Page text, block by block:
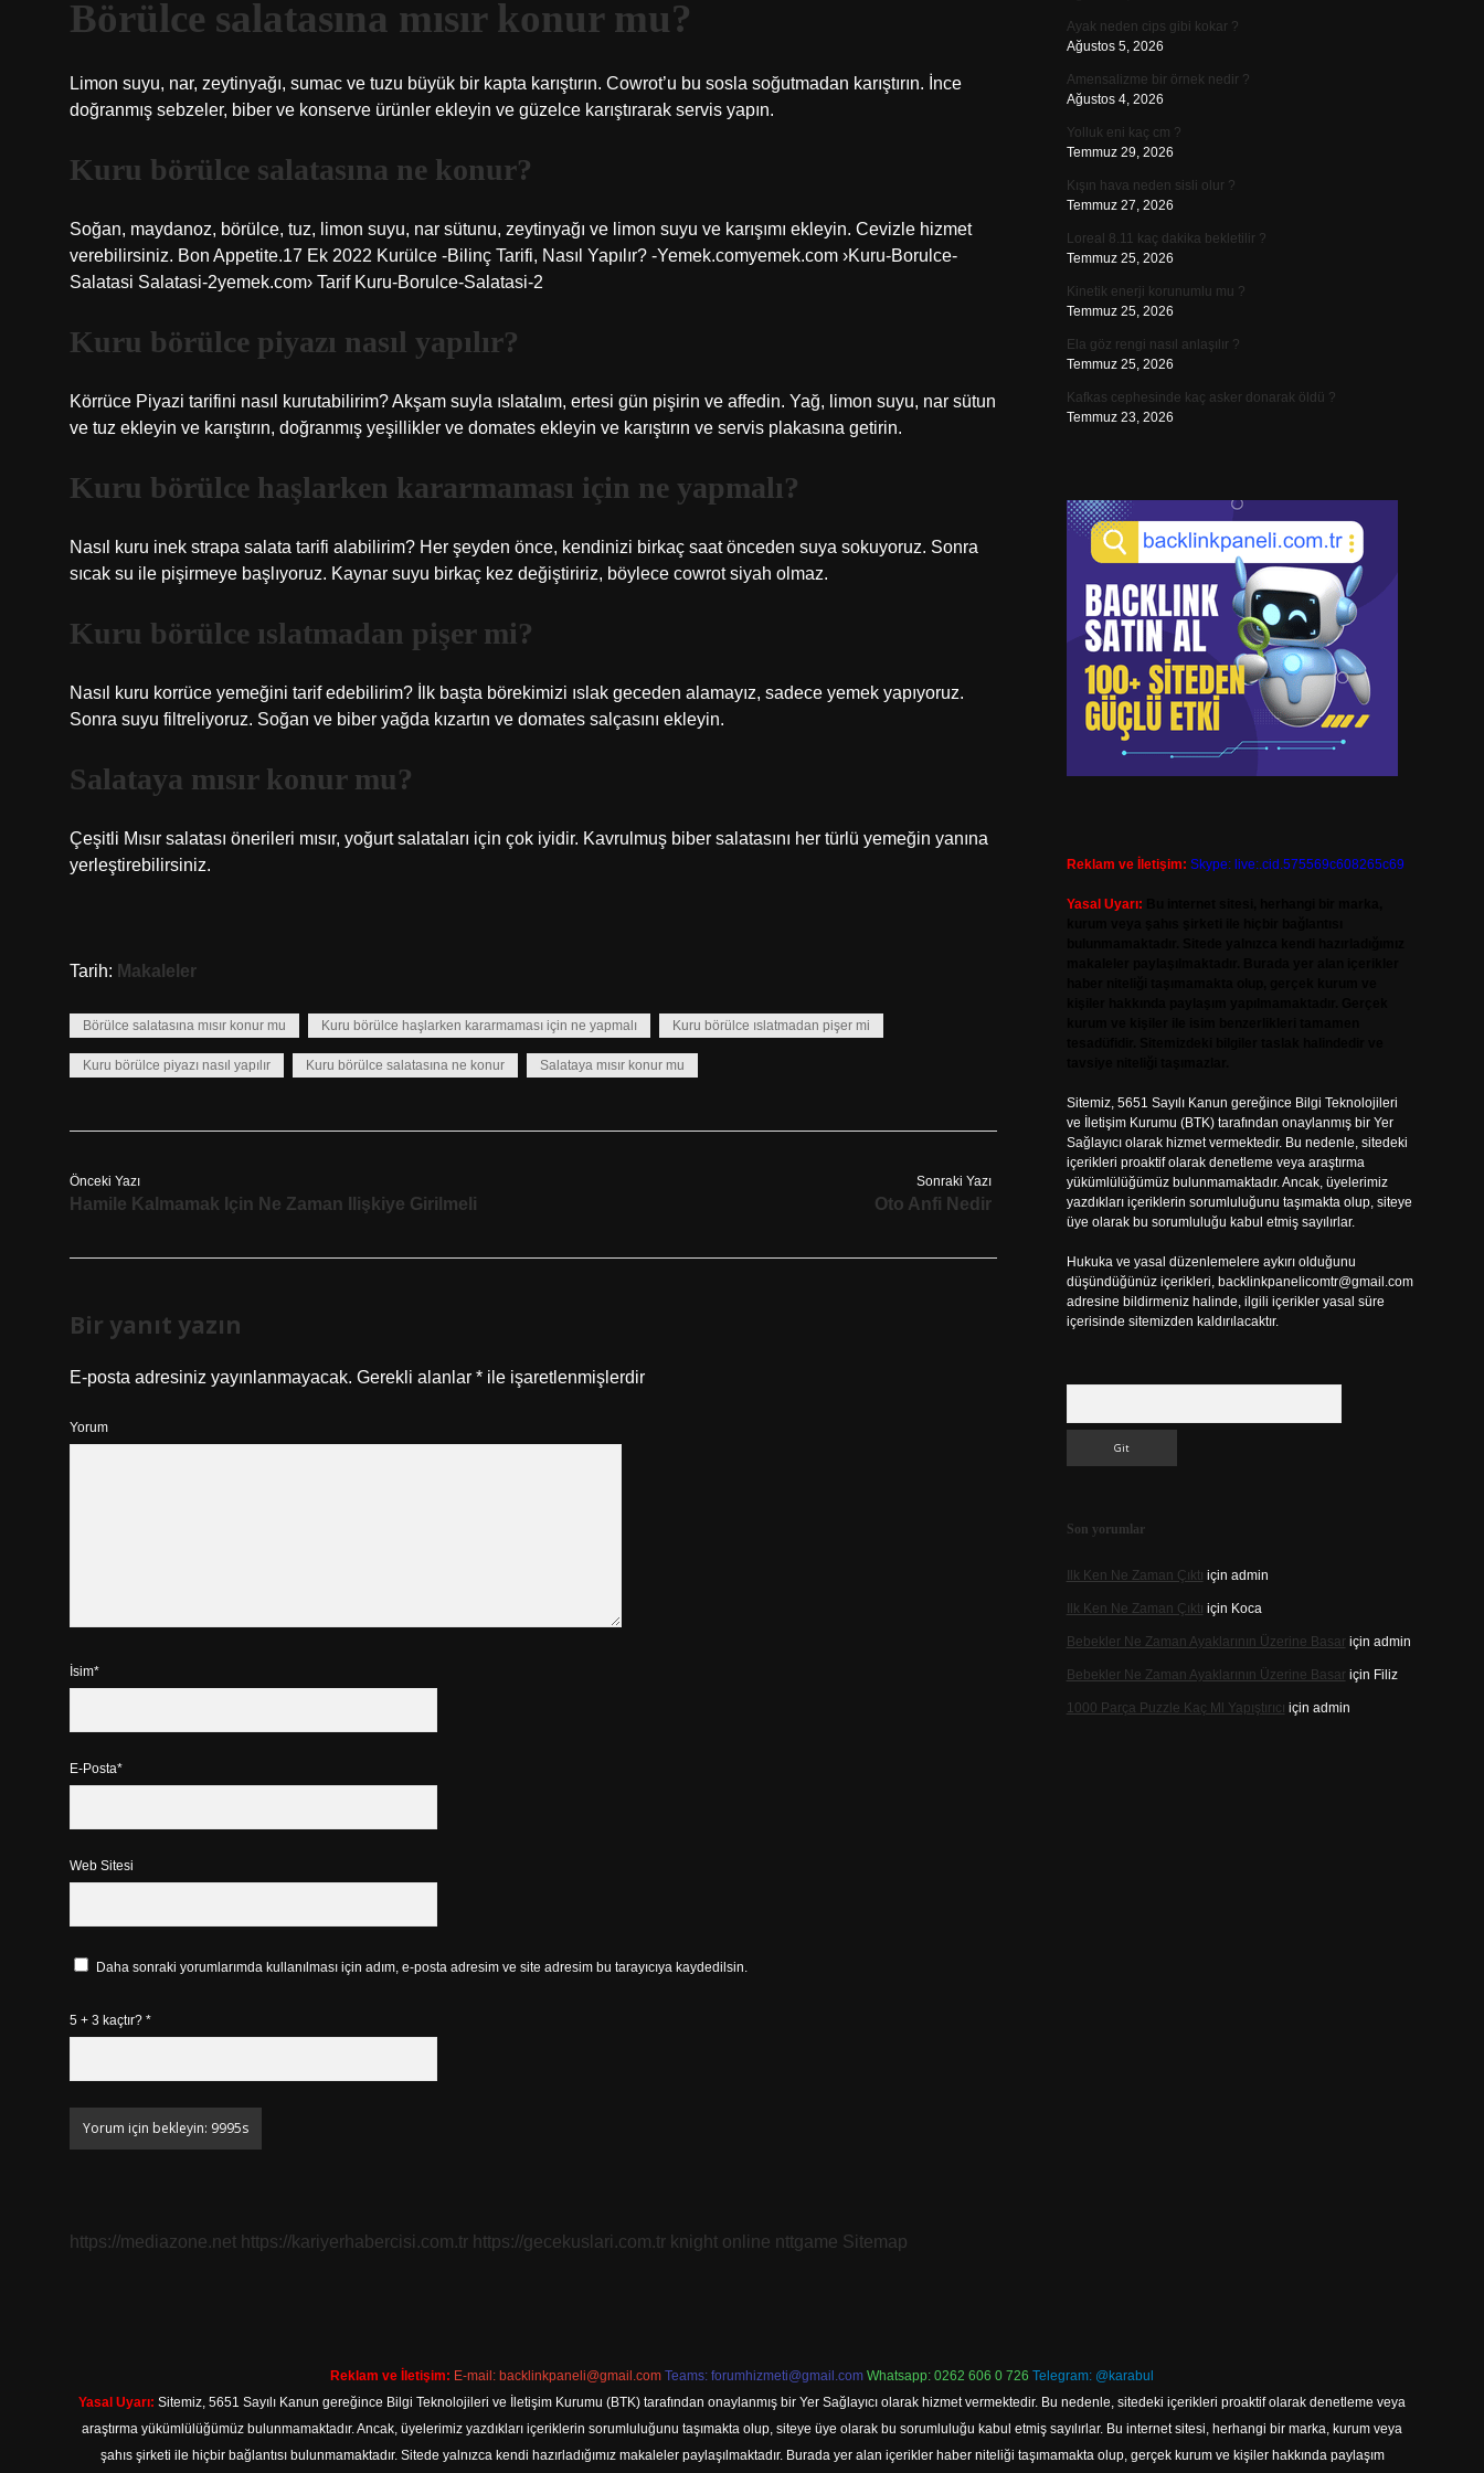
Börülce salatasına mısır konur mu?
Limon suyu, nar, zeytinyağı, sumac ve tuzu büyük bir kapta karıştırın. Cowrot’u bu sosla soğutmadan karıştırın. İnce
doğranmış sebzeler, biber ve konserve ürünler ekleyin ve güzelce karıştırarak servis yapın.
Kuru börülce salatasına ne konur?
Soğan, maydanoz, börülce, tuz, limon suyu, nar sütunu, zeytinyağı ve limon suyu ve karışımı ekleyin. Cevizle hizmet
verebilirsiniz. Bon Appetite.17 Ek 2022 Kurülce -Bilinç Tarifi, Nasıl Yapılır? -Yemek.comyemek.com ›Kuru-Borulce-
Salatasi Salatasi-2yemek.com› Tarif Kuru-Borulce-Salatasi-2
Kuru börülce piyazı nasıl yapılır?
Körrüce Piyazi tarifini nasıl kurutabilirim? Akşam suyla ıslatalım, ertesi gün pişirin ve affedin. Yağ, limon suyu, nar sütun
ve tuz ekleyin ve karıştırın, doğranmış yeşillikler ve domates ekleyin ve karıştırın ve servis plakasına getirin.
Kuru börülce haşlarken kararmaması için ne yapmalı?
Nasıl kuru inek strapa salata tarifi alabilirim? Her şeyden önce, kendinizi birkaç saat önceden suya sokuyoruz. Sonra
sıcak su ile pişirmeye başlıyoruz. Kaynar suyu birkaç kez değiştiririz, böylece cowrot siyah olmaz.
Kuru börülce ıslatmadan pişer mi?
Nasıl kuru korrüce yemeğini tarif edebilirim? İlk başta börekimizi ıslak geceden alamayız, sadece yemek yapıyoruz.
Sonra suyu filtreliyoruz. Soğan ve biber yağda kızartın ve domates salçasını ekleyin.
Salataya mısır konur mu?
Çeşitli Mısır salatası önerileri mısır, yoğurt salataları için çok iyidir. Kavrulmuş biber salatasını her türlü yemeğin yanına
yerleştirebilirsiniz.
Tarih: Makaleler
Börülce salatasına mısır konur mu Kuru börülce haşlarken kararmaması için ne yapmalı Kuru börülce ıslatmadan pişer mi
Kuru börülce piyazı nasıl yapılır Kuru börülce salatasına ne konur Salataya mısır konur mu
Önceki Yazı
Hamile Kalmamak Için Ne Zaman Ilişkiye Girilmeli
Sonraki Yazı
Oto Anfi Nedir
Bir yanıt yazın
E-posta adresiniz yayınlanmayacak. Gerekli alanlar * ile işaretlenmişlerdir
Yorum
İsim*
E-Posta*
Web Sitesi
Daha sonraki yorumlarımda kullanılması için adım, e-posta adresim ve site adresim bu tarayıcıya kaydedilsin.
5 + 3 kaçtır? *
https://mediazone.net https://kariyerhabercisi.com.tr https://gecekuslari.com.tr knight online nttgame Sitemap
Ayak neden cips gibi kokar ?
Ağustos 5, 2026
Amensalizme bir örnek nedir ?
Ağustos 4, 2026
Yolluk eni kaç cm ?
Temmuz 29, 2026
Kışın hava neden sisli olur ?
Temmuz 27, 2026
Loreal 8.11 kaç dakika bekletilir ?
Temmuz 25, 2026
Kinetik enerji korunumlu mu ?
Temmuz 25, 2026
Ela göz rengi nasıl anlaşılır ?
Temmuz 25, 2026
Kafkas cephesinde kaç asker donarak öldü ?
Temmuz 23, 2026
Reklam ve İletişim: Skype: live:.cid.575569c608265c69
Yasal Uyarı:
Sitemiz, 5651 Sayılı Kanun gereğince Bilgi Teknolojileri
ve İletişim Kurumu (BTK) tarafından onaylanmış bir Yer
Sağlayıcı olarak hizmet vermektedir. Bu nedenle, sitedeki
içerikleri proaktif olarak denetleme veya araştırma
yükümlülüğümüz bulunmamaktadır. Ancak, üyelerimiz
yazdıkları içeriklerin sorumluluğunu taşımakta olup, siteye
üye olarak bu sorumluluğu kabul etmiş sayılırlar.
Hukuka ve yasal düzenlemelere aykırı olduğunu
düşündüğünüz içerikleri, backlinkpanelicomtr@gmail.com
adresine bildirmeniz halinde, ilgili içerikler yasal süre
içerisinde sitemizden kaldırılacaktır.
Son yorumlar
Ilk Ken Ne Zaman Çıktı için admin
Ilk Ken Ne Zaman Çıktı için Koca
Bebekler Ne Zaman Ayaklarının Üzerine Basariçin admin
Bebekler Ne Zaman Ayaklarının Üzerine Basariçin Filiz
1000 Parça Puzzle Kaç Ml Yapıştırıcı için admin
Reklam ve İletişim: E-mail: backlinkpaneli@gmail.com Teams: forumhizmeti@gmail.com Whatsapp: 0262 606 0 726 Telegram: @karabul
Yasal Uyarı: Sitemiz, 5651 Sayılı Kanun gereğince Bilgi Teknolojileri ve İletişim Kurumu (BTK) tarafından onaylanmış bir Yer Sağlayıcı olarak hizmet vermektedir. Bu nedenle, sitedeki içerikleri proaktif olarak denetleme veya
araştırma yükümlülüğümüz bulunmamaktadır. Ancak, üyelerimiz yazdıkları içeriklerin sorumluluğunu taşımakta olup, siteye üye olarak bu sorumluluğu kabul etmiş sayılırlar. Bu internet sitesi, herhangi bir marka, kurum veya
şahıs şirketi ile hiçbir bağlantısı bulunmamaktadır. Sitede yalnızca kendi hazırladığımız makaleler paylaşılmaktadır. Burada yer alan içerikler haber niteliği taşımamakta olup, gerçek kurum ve kişiler hakkında paylaşım